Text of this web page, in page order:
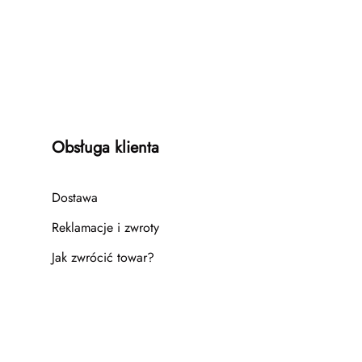
Obsługa klienta
Dostawa
Reklamacje i zwroty
Jak zwrócić towar?